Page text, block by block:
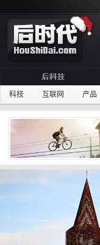
科技 互联网 产品